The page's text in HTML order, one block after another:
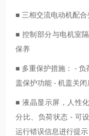
■ 三相交流电动机配
■ 控制部分与电机室
保养
■ 多重保护措施： -
盖保护功能 - 机盖关
■ 液晶显示屏，人性
分比、负荷状态 - 可
运行错误信息进行提示